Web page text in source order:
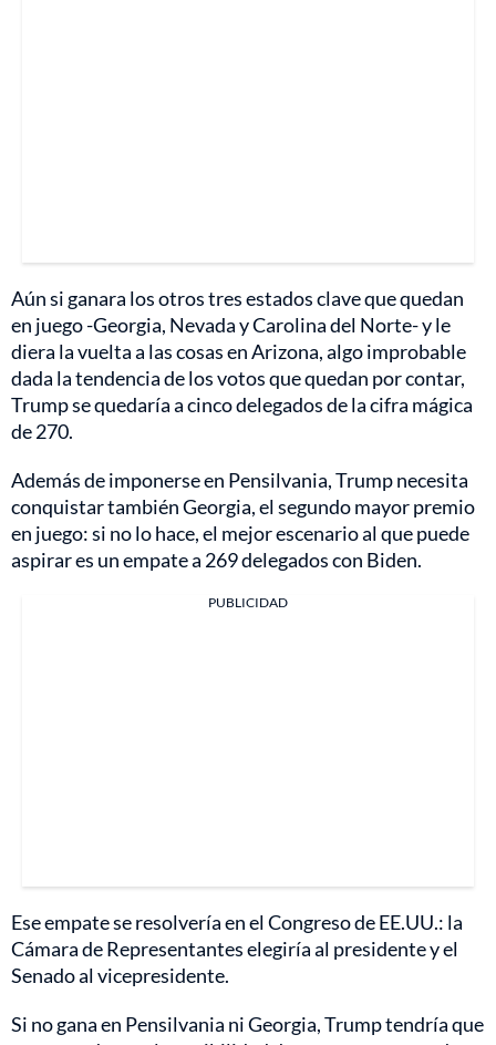
Aún si ganara los otros tres estados clave que quedan
en juego -Georgia, Nevada y Carolina del Norte- y le
diera la vuelta a las cosas en Arizona, algo improbable
dada la tendencia de los votos que quedan por contar,
Trump se quedaría a cinco delegados de la cifra mágica
de 270.
Además de imponerse en Pensilvania, Trump necesita
conquistar también Georgia, el segundo mayor premio
en juego: si no lo hace, el mejor escenario al que puede
aspirar es un empate a 269 delegados con Biden.
PUBLICIDAD
Ese empate se resolvería en el Congreso de EE.UU.: la
Cámara de Representantes elegiría al presidente y el
Senado al vicepresidente.
Si no gana en Pensilvania ni Georgia, Trump tendría que